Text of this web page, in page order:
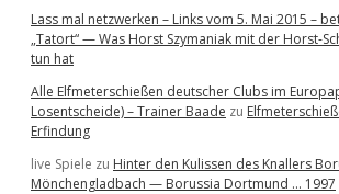
Lass mal netzwerken – Links vom 5. Mai 2015 –
„Tatort“ — Was Horst Szymaniak mit der Horst-
tun hat
Alle Elfmeterschießen deutscher Clubs im
Losentscheide) – Trainer Baade zu
Erfindung
live Spiele zu Hinter den Kulissen des Knallers
Mönchengladbach — Borussia Dortmund … 1997